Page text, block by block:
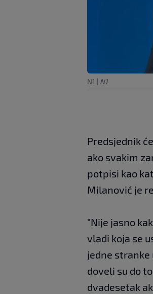
N1 | N1
Predsjednik
ako svakim
potpisi kao
Milanović je
"Nije jasno
vladi koja se
jedne stranke
doveli su do
dvadesetak